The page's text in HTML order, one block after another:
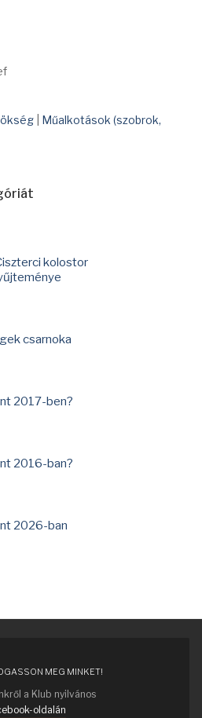
Műalkotások (szobrok,
kolostor
csarnoka
2017-ben?
2016-ban?
2026-ban
MEG MINKET!
a Klub nyilvános
oldalán